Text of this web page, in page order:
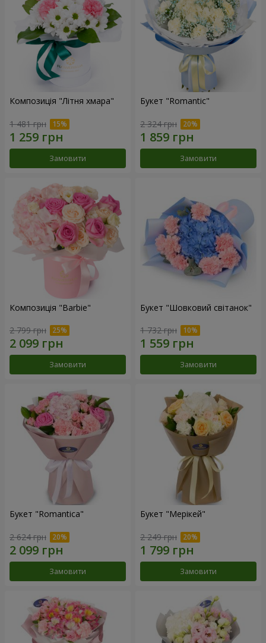
Композиція "Літня хмара"
1 481 грн
Замовити
Букет "Romantic"
2 324 грн
Замовити
Композиція "Barbie"
2 799 грн
Замовити
Букет "Шовковий світанок"
1 732 грн
Замовити
Букет "Romantica"
2 624 грн
Замовити
Букет "Мерікей"
2 249 грн
Замовити